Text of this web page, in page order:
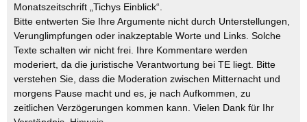
Monatszeitschrift „Tichys Einblick“.
Bitte entwerten Sie Ihre Argumente nicht durch Unterstellungen,
Verunglimpfungen oder inakzeptable Worte und Links. Solche
Texte schalten wir nicht frei. Ihre Kommentare werden
moderiert, da die juristische Verantwortung bei TE liegt. Bitte
verstehen Sie, dass die Moderation zwischen Mitternacht und
morgens Pause macht und es, je nach Aufkommen, zu
zeitlichen Verzögerungen kommen kann. Vielen Dank für Ihr